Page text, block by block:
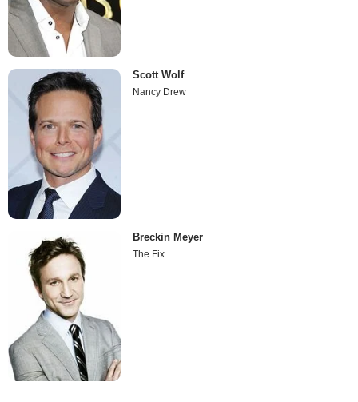
Scott Wolf
Nancy Drew
Breckin Meyer
The Fix